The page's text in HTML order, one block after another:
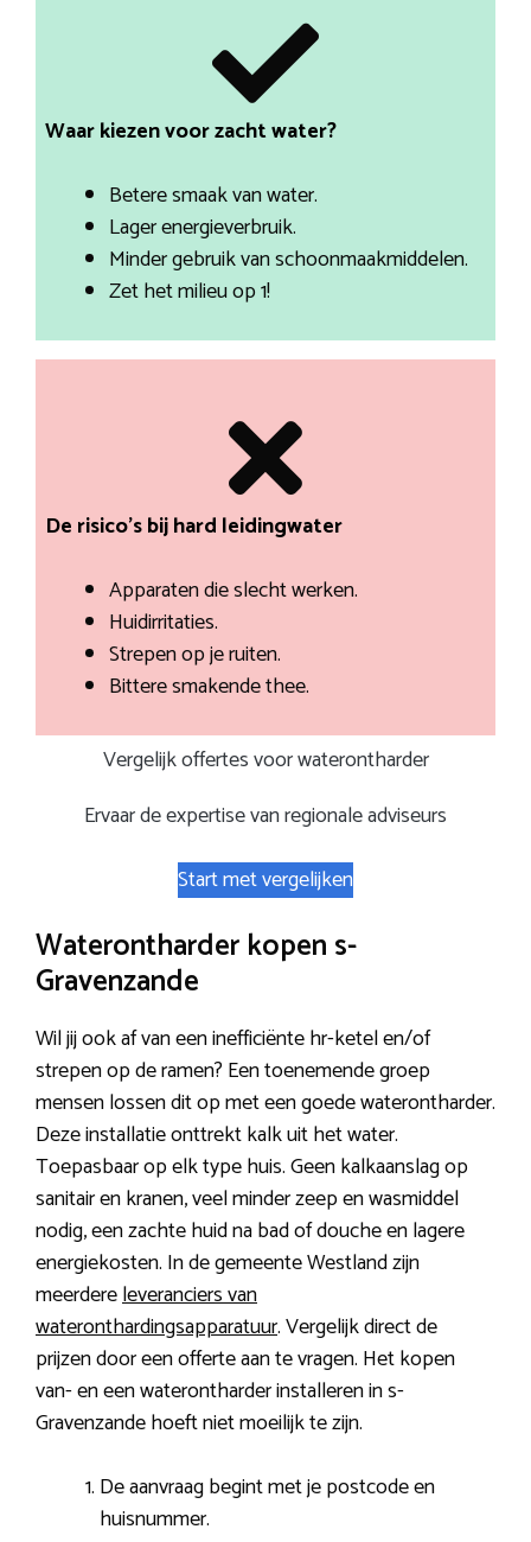
Waar kiezen voor zacht water?
Betere smaak van water.
Lager energieverbruik.
Minder gebruik van schoonmaakmiddelen.
Zet het milieu op 1!
De risico’s bij hard leidingwater
Apparaten die slecht werken.
Huidirritaties.
Strepen op je ruiten.
Bittere smakende thee.
Vergelijk offertes voor waterontharder
Ervaar de expertise van regionale adviseurs
Start met vergelijken
Waterontharder kopen s-
Gravenzande
Wil jij ook af van een inefficiënte hr-ketel en/of
strepen op de ramen? Een toenemende groep
mensen lossen dit op met een goede waterontharder.
Deze installatie onttrekt kalk uit het water.
Toepasbaar op elk type huis. Geen kalkaanslag op
sanitair en kranen, veel minder zeep en wasmiddel
nodig, een zachte huid na bad of douche en lagere
energiekosten. In de gemeente Westland zijn
meerdereleveranciers van
wateronthardingsapparatuur. Vergelijk direct de
prijzen door een offerte aan te vragen. Het kopen
van- en een waterontharder installeren in s-
Gravenzande hoeft niet moeilijk te zijn.
De aanvraag begint met je postcode en
huisnummer.